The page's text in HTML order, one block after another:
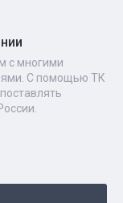
с многими
С помощью ТК